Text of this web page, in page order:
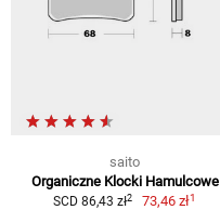
saito
Organiczne Klocki Hamulcowe
SCD 86,43 zł2 73,46 zł1